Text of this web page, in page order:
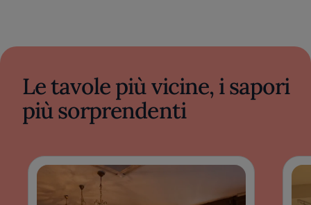
Le tavole più vicine, i sapori
più sorprendenti